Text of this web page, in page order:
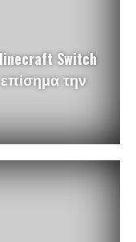
Switch
την